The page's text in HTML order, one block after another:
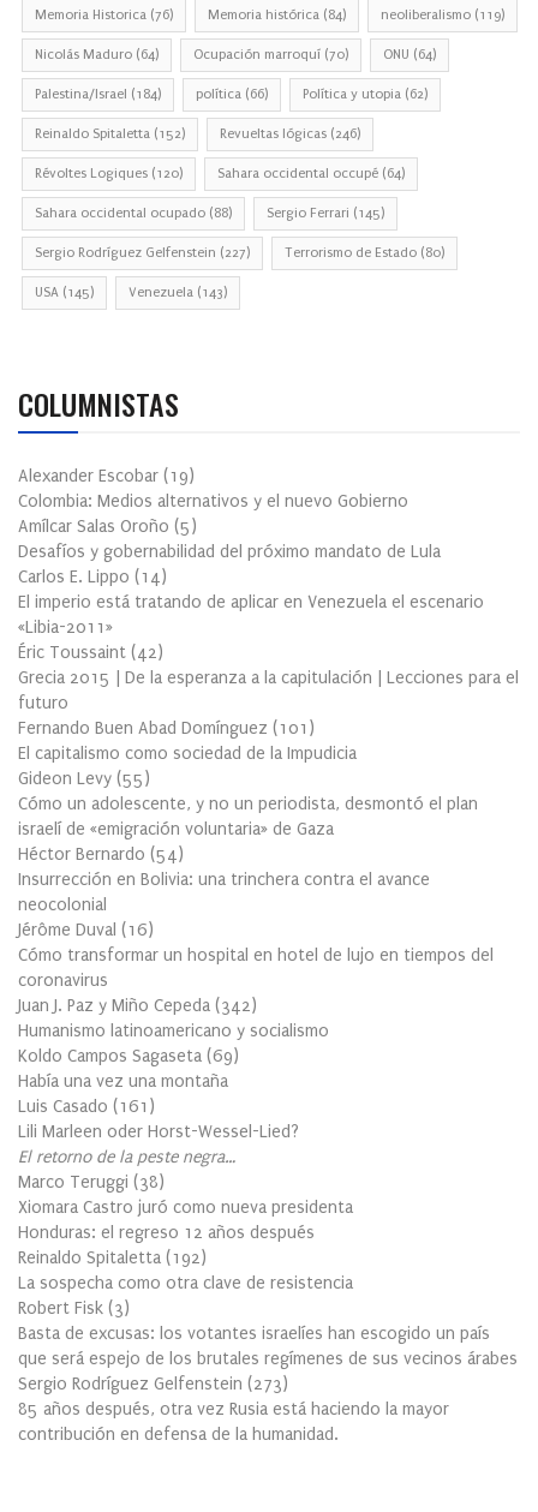
Memoria Historica (76) Memoria histórica (84) neoliberalismo (119)
Nicolás Maduro (64) Ocupación marroquí (70) ONU (64)
Palestina/Israel (184) política (66) Política y utopia (62)
Reinaldo Spitaletta (152) Revueltas lógicas (246)
Révoltes Logiques (120) Sahara occidental occupé (64)
Sahara occidental ocupado (88) Sergio Ferrari (145)
Sergio Rodríguez Gelfenstein (227) Terrorismo de Estado (80)
USA (145) Venezuela (143)
COLUMNISTAS
Alexander Escobar (19)
Colombia: Medios alternativos y el nuevo Gobierno
Amílcar Salas Oroño (5)
Desafíos y gobernabilidad del próximo mandato de Lula
Carlos E. Lippo (14)
El imperio está tratando de aplicar en Venezuela el escenario
«Libia-2011»
Éric Toussaint (42)
Grecia 2015 | De la esperanza a la capitulación | Lecciones para el
futuro
Fernando Buen Abad Domínguez (101 )
El capitalismo como sociedad de la Impudicia
Gideon Levy (55)
Cómo un adolescente, y no un periodista, desmontó el plan
israelí de «emigración voluntaria» de Gaza
Héctor Bernardo (54)
Insurrección en Bolivia: una trinchera contra el avance
neocolonial
Jérôme Duval (16)
Cómo transformar un hospital en hotel de lujo en tiempos del
coronavirus
Juan J. Paz y Miño Cepeda (342)
Humanismo latinoamericano y socialismo
Koldo Campos Sagaseta (69)
Había una vez una montaña
Luis Casado (161 )
Lili Marleen oder Horst-Wessel-Lied?
El retorno de la peste negra…
Marco Teruggi (38)
Xiomara Castro juró como nueva presidenta
Honduras: el regreso 12 años después
Reinaldo Spitaletta (192)
La sospecha como otra clave de resistencia
Robert Fisk (3)
Basta de excusas: los votantes israelíes han escogido un país
que será espejo de los brutales regímenes de sus vecinos árabes
Sergio Rodríguez Gelfenstein (273)
85 años después, otra vez Rusia está haciendo la mayor
contribución en defensa de la humanidad.